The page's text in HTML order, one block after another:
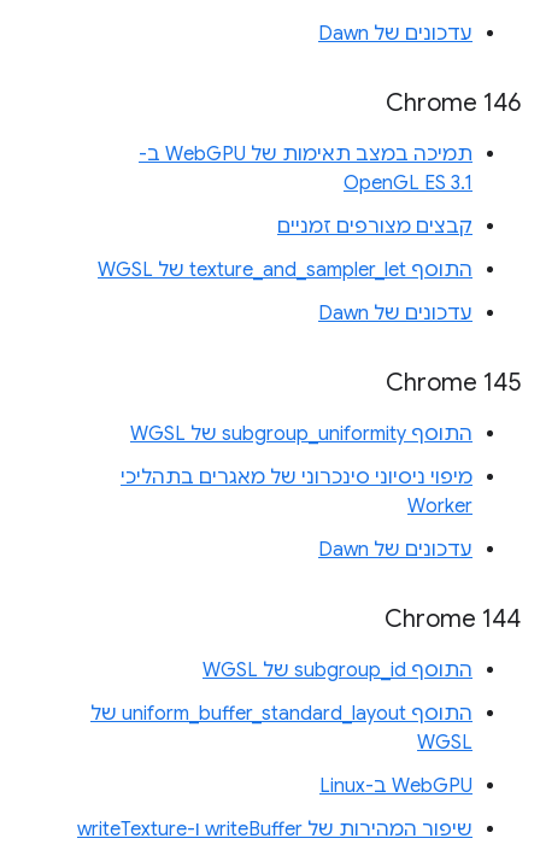
עדכונים של Dawn
Chrome 146
תמיכה במצב תאימות של WebGPU ב-
OpenGL ES 3.1
קבצים מצורפים זמניים
התוסף texture_and_sampler_let של WGSL
עדכונים של Dawn
Chrome 145
התוסף subgroup_uniformity של WGSL
מיפוי ניסיוני סינכרוני של מאגרים בתהליכי
Worker
עדכונים של Dawn
Chrome 144
התוסף subgroup_id של WGSL
התוסף uniform_buffer_standard_layout של
WGSL
WebGPU ב-Linux
שיפור המהירות של writeBuffer ו-writeTexture